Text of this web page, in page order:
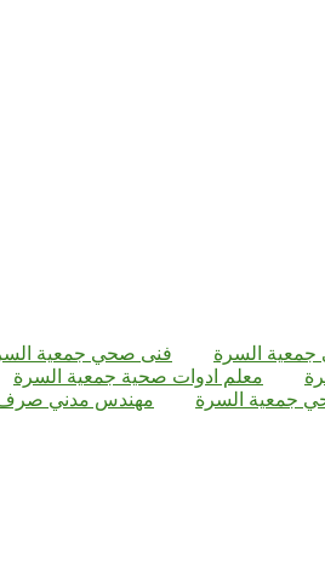
السرة فنى صحي جمعية
معلم ادوات صحية جمعية السرة
جمعية السرة مهندس مدني